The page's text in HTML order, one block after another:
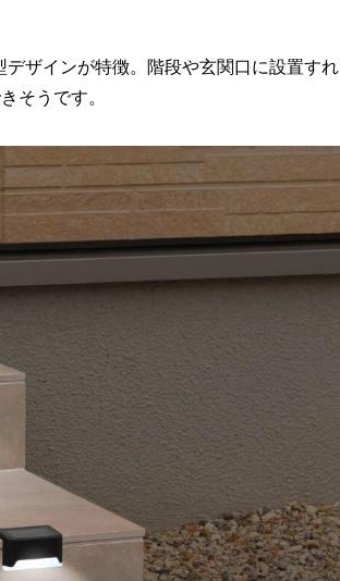
デザインが特徴。階段や玄関口に設置すれ
そうです。